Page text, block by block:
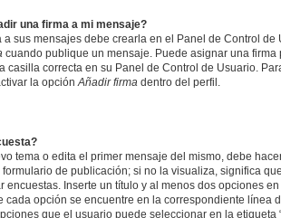
una firma a mi mensaje?
a sus mensajes debe crearla en el Panel de Control de
cuando publique un mensaje. Puede asignar una firma
casilla correcta en su Panel de Control de Usuario.
la opciónAñadir firma dentro del perfil.
tema o edita el primer mensaje del mismo, debe
formulario de publicación; si no la visualiza, significa
encuestas. Inserte un título y al menos dos opciones
cada opción se encuentre en la correspondiente línea
que el usuario puede seleccionar en la etiqueta